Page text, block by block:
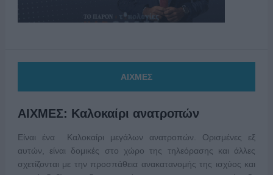
ΑΙΧΜΕΣ
ΑΙΧΜΕΣ: Καλοκαίρι ανατροπών
Είναι ένα Καλοκαίρι μεγάλων ανατροπών. Ορισμένες εξ
αυτών, είναι δομικές στο χώρο της τηλεόρασης και άλλες
σχετίζονται με την προσπάθεια ανακατανομής της ισχύος και